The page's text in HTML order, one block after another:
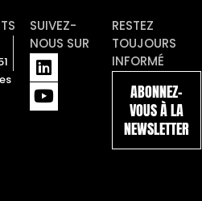
SUIVEZ-
NOUS SUR
L
i
n
k
Y
o
u
t
RESTEZ
TOUJOURS
INFORMÉ
ABONNEZ-
VOUS À LA
NEWSLETTER